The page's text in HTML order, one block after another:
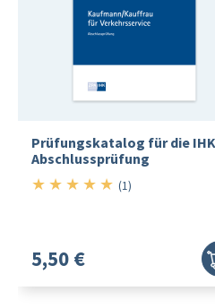
Prüfungskatalog für die
Abschlussprüfung
★ ★ ★ ★ ★ 5/5
(1)
5,50 €